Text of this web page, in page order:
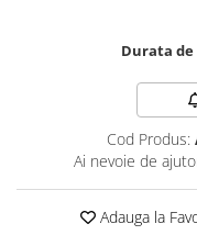
Claxon bicicleta
Bidoane si suporti
Suport telefon bicicleta
Oglinzi bicicleta
Cricuri bicicleta
Aparatori noroi
Durata
Cod Produs:
Ai nevoie de
Adauga la